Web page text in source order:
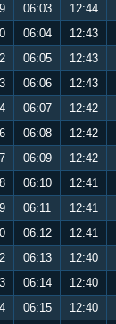
06:03 12:44
06:04 12:43
06:05 12:43
06:06 12:43
06:07 12:42
06:08 12:42
06:09 12:42
06:10 12:41
06:11 12:41
06:12 12:41
06:13 12:40
06:14 12:40
06:15 12:40